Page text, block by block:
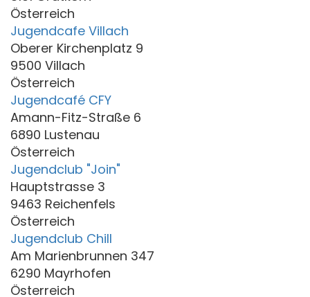
Österreich
Jugendcafe Villach
Oberer Kirchenplatz 9
9500 Villach
Österreich
Jugendcafé CFY
Amann-Fitz-Straße 6
6890 Lustenau
Österreich
Jugendclub "Join"
Hauptstrasse 3
9463 Reichenfels
Österreich
Jugendclub Chill
Am Marienbrunnen 347
6290 Mayrhofen
Österreich